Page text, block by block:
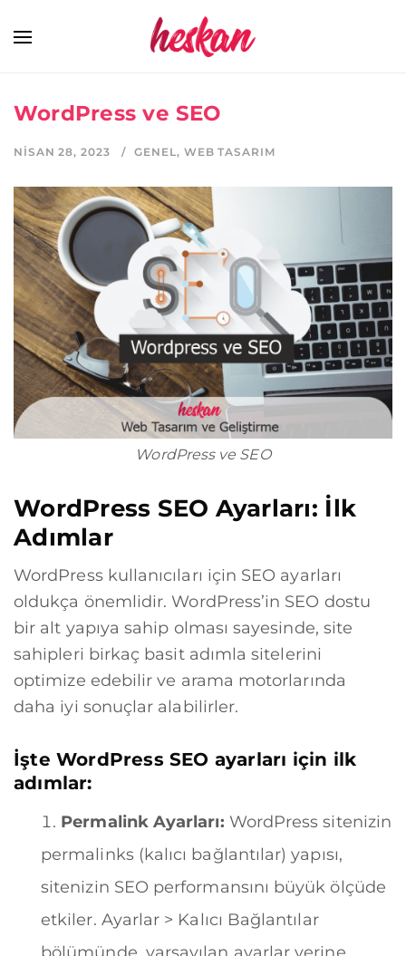
WordPress ve SEO
NISAN 28, 2023 GENEL, WEB TASARIM
WordPress ve SEO
WordPress SEO Ayarları: İlk
Adımlar
WordPress kullanıcıları için SEO ayarları
oldukça önemlidir. WordPress’in SEO dostu
bir alt yapıya sahip olması sayesinde, site
sahipleri birkaç basit adımla sitelerini
optimize edebilir ve arama motorlarında
daha iyi sonuçlar alabilirler.
İşte WordPress SEO ayarları için ilk
adımlar:
Permalink Ayarları: WordPress sitenizin
permalinks (kalıcı bağlantılar) yapısı,
sitenizin SEO performansını büyük ölçüde
etkiler. Ayarlar > Kalıcı Bağlantılar